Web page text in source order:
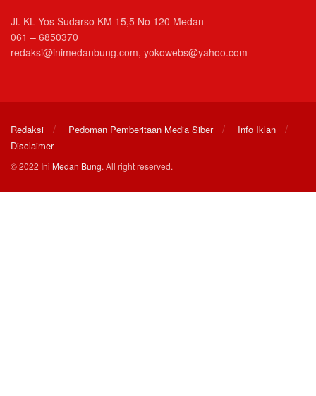
Jl. KL Yos Sudarso KM 15,5 No 120 Medan
061 – 6850370
redaksi@inimedanbung.com, yokowebs@yahoo.com
Redaksi Pedoman Pemberitaan Media Siber
Info Iklan
Disclaimer
© 2022 Ini Medan Bung. All right reserved.